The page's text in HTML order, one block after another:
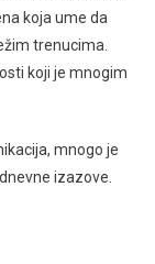
koja ume da
trenucima.
koji je mnogim
mnogo je
izazove.